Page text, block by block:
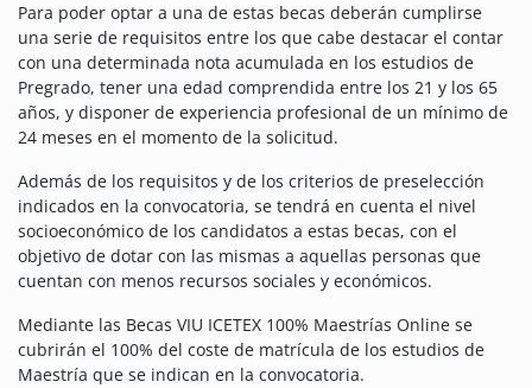
Para poder optar a una de estas becas deberán cumplirse
una serie de requisitos entre los que cabe destacar el contar
con una determinada nota acumulada en los estudios de
Pregrado, tener una edad comprendida entre los 21 y los 65
años, y disponer de experiencia profesional de un mínimo de
24 meses en el momento de la solicitud.
Además de los requisitos y de los criterios de preselección
indicados en la convocatoria, se tendrá en cuenta el nivel
socioeconómico de los candidatos a estas becas, con el
objetivo de dotar con las mismas a aquellas personas que
cuentan con menos recursos sociales y económicos.
Mediante las Becas VIU ICETEX 100% Maestrías Online se
cubrirán el 100% del coste de matrícula de los estudios de
Maestría que se indican en la convocatoria.